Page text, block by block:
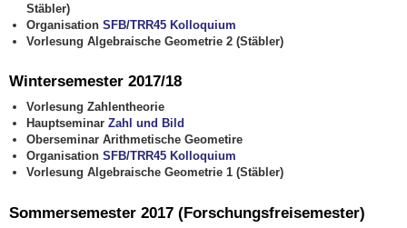
Stäbler)
OrganisationSFB/TRR45 Kolloquium
Vorlesung Algebraische Geometrie 2 (Stäbler)
Wintersemester 2017/18
Vorlesung Zahlentheorie
HauptseminarZahl und Bild
Oberseminar Arithmetische Geometire
OrganisationSFB/TRR45 Kolloquium
Vorlesung Algebraische Geometrie 1 (Stäbler)
Sommersemester 2017 (Forschungsfreisemester)